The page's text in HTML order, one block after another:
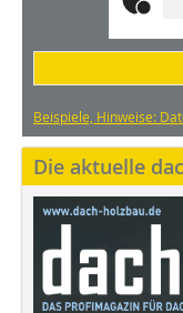
Beispiele, Hinweise:
Die aktuelle